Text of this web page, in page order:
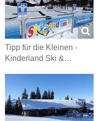
Tipp für die Kleinen -
Kinderland Ski &…